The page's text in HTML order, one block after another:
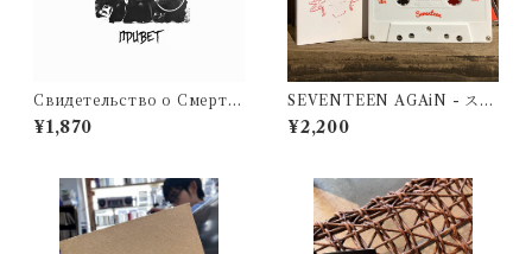
Свидетельство о Смерти
- Привет (CD)
¥1,870
SEVENTEEN AGAiN - スズ
キフォーエバー
¥2,200